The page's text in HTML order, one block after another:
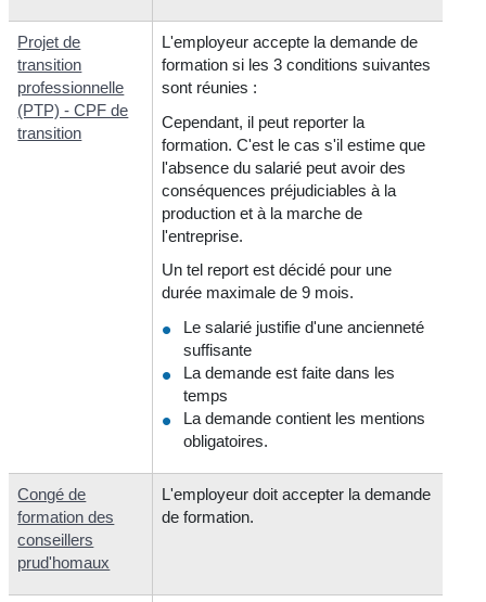
Projet de
transition
professionnelle
(PTP) - CPF de
transition
L'employeur accepte la demande de
formation si les 3 conditions suivantes
sont réunies :
Cependant, il peut reporter la
formation. C'est le cas s'il estime que
l'absence du salarié peut avoir des
conséquences préjudiciables à la
production et à la marche de
l'entreprise.
Un tel report est décidé pour une
durée maximale de 9 mois.
Le salarié justifie d'une ancienneté
suffisante
La demande est faite dans les
temps
La demande contient les mentions
obligatoires.
Congé de
formation des
conseillers
prud'homaux
L'employeur doit accepter la demande
de formation.